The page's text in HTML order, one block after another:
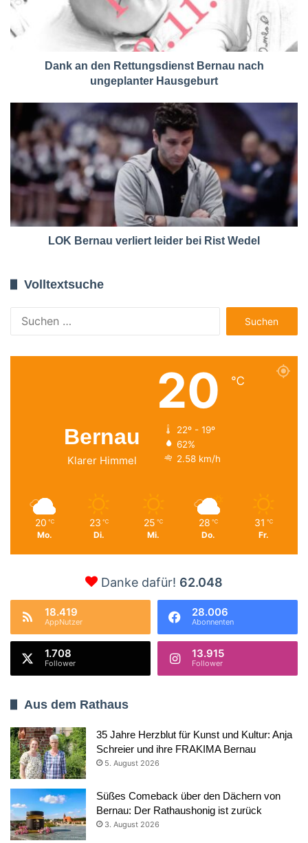
Dank an den Rettungsdienst Bernau nach
ungeplanter Hausgeburt
LOK Bernau verliert leider bei Rist Wedel
Volltextsuche
nach:
Bernau
Klarer Himmel
20 ℃
22º - 19º
62%
2.58 km/h
20 ℃
Mo.
23 ℃
Di.
25 ℃
Mi.
28 ℃
Do.
31 ℃
Fr.
Danke dafür! 62.048
18.419
AppNutzer
28.006
Abonnenten
1.708
Follower
13.915
Follower
Aus dem Rathaus
35 Jahre Herzblut für Kunst und Kultur: Anja
Schreier und ihre FRAKIMA Bernau
5. August 2026
Süßes Comeback über den Dächern von
Bernau: Der Rathaushonig ist zurück
3. August 2026